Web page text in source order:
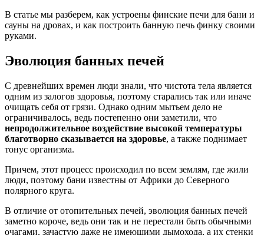
В статье мы разберем, как устроены финские печи для бани и
сауны на дровах, и как построить банную печь финку своими
руками.
Эволюция банных печей
С древнейших времен люди знали, что чистота тела является
одним из залогов здоровья, поэтому старались так или иначе
очищать себя от грязи. Однако одним мытьем дело не
ограничивалось, ведь постепенно они заметили, что
непродолжительное воздействие высокой температуры
благотворно сказывается на здоровье, а также поднимает
тонус организма.
Причем, этот процесс происходил по всем землям, где жили
люди, поэтому бани известны от Африки до Северного
полярного круга.
В отличие от отопительных печей, эволюция банных печей
заметно короче, ведь они так и не перестали быть обычными
очагами, зачастую даже не имеющими дымохода, а их стенки